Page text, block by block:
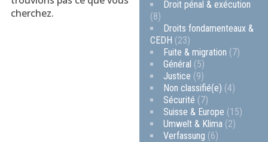
cherchez.
Droit pénal & exécution
(8)
Droits fondamenteaux &
CEDH (23)
Fuite & migration (7)
Général (5)
Justice (9)
Non classifié(e) (4)
Sécurité (7)
Suisse & Europe (15)
Umwelt & Klima (2)
Verfassung (6)